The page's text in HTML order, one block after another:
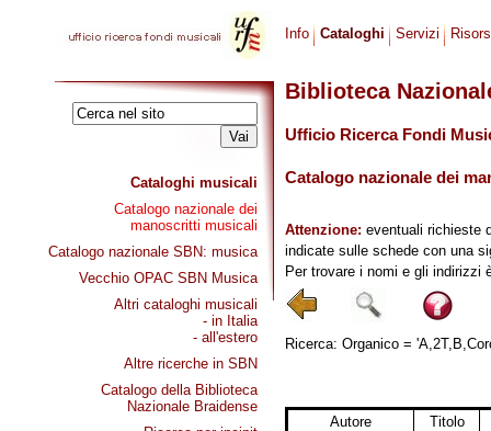
Cataloghi musicali
Catalogo nazionale dei
manoscritti musicali
Catalogo nazionale SBN: musica
Vecchio OPAC SBN Musica
Altri cataloghi musicali
- in Italia
- all'estero
Altre ricerche in SBN
Catalogo della Biblioteca
Nazionale Braidense
Info Cataloghi Servizi
Biblioteca
Ufficio Ricerca Fondi
Catalogo nazionale dei
Attenzione: eventuali richieste
indicate sulle schede con una
Per trovare i nomi e gli indirizzi
Ricerca: Organico =
Autore Titolo